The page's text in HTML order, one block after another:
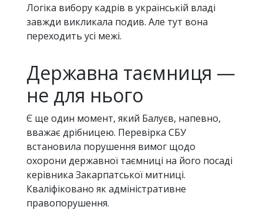
Логіка вибору кадрів в українській владі
завжди викликала подив. Але тут вона
переходить усі межі.
Державна таємниця —
не для нього
Є ще один момент, який Балуєв, напевно,
вважає дрібницею. Перевірка СБУ
встановила порушення вимог щодо
охорони державної таємниці на його посаді
керівника Закарпатської митниці.
Кваліфіковано як адміністративне
правопорушення.